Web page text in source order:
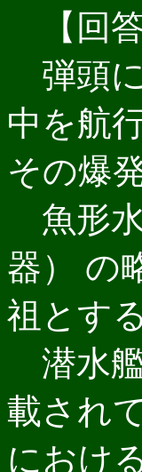
【回答
弾頭
中を航
その爆
魚形
器） の
祖とす
潜水艦
載され
におけ